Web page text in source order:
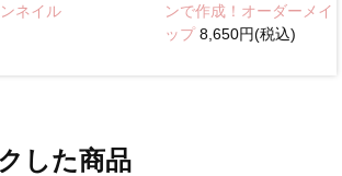
ネイル
ンで作成！オーダーメイ
ップ8,650円(税込)
した商品